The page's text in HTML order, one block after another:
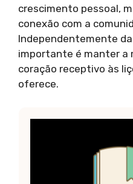
crescimento pessoal,
conexão com a
Independentemente
importante é manter a
coração receptivo às
oferece.